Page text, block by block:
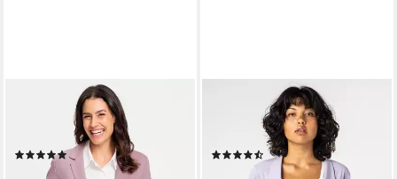
Jerseyblazer Jersey-Blazer
(1)
ab 64,99 €
Blusenblazer Blazer zum
(56)
39,99 €